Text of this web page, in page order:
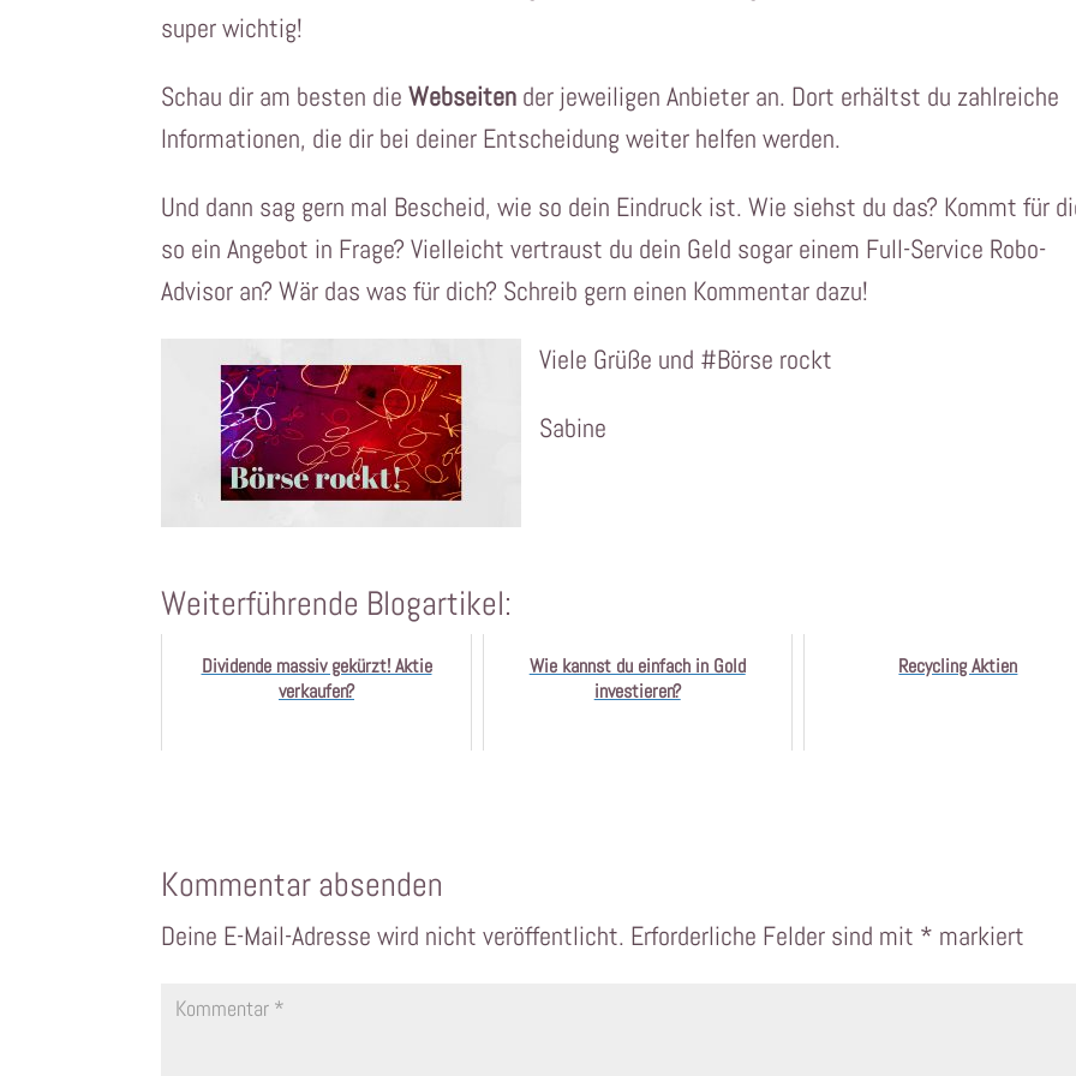
super wichtig!
Schau dir am besten dieWebseiten der jeweiligen Anbieter an. Dort erhältst du zahlreiche
Informationen, die dir bei deiner Entscheidung weiter helfen werden.
Und dann sag gern mal Bescheid, wie so dein Eindruck ist. Wie siehst du das? Kommt für
so ein Angebot in Frage? Vielleicht vertraust du dein Geld sogar einem Full-Service Robo-
Advisor an? Wär das was für dich? Schreib gern einen Kommentar dazu!
Viele Grüße und #Börse rockt
Sabine
Weiterführende Blogartikel:
Dividende massiv gekürzt! Aktie
verkaufen?
Wie kannst du einfach in Gold
investieren?
Recycling Aktien
Kommentar absenden
Deine E-Mail-Adresse wird nicht veröffentlicht. Erforderliche Felder sind mit * markiert